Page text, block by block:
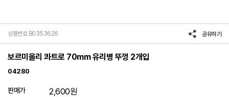
상품번호 B0353626 공유하기
보르미올리 콰트로 70mm 유리병 뚜껑 2개입
04280
판매가 2,600원